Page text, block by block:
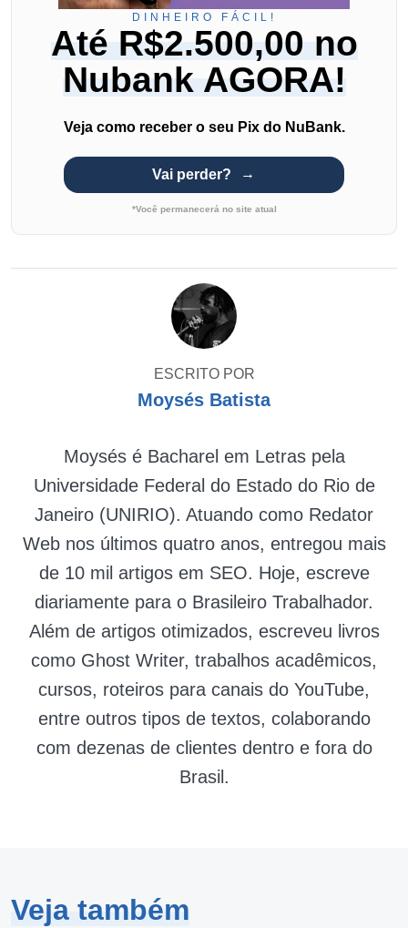
DINHEIRO FÁCIL!
Até R$2.500,00 no
Nubank AGORA!
Veja como receber o seu Pix do NuBank.
Vai perder?
*Você permanecerá no site atual
ESCRITO POR
Moysés Batista
Moysés é Bacharel em Letras pela
Universidade Federal do Estado do Rio de
Janeiro (UNIRIO). Atuando como Redator
Web nos últimos quatro anos, entregou mais
de 10 mil artigos em SEO. Hoje, escreve
diariamente para o Brasileiro Trabalhador.
Além de artigos otimizados, escreveu livros
como Ghost Writer, trabalhos acadêmicos,
cursos, roteiros para canais do YouTube,
entre outros tipos de textos, colaborando
com dezenas de clientes dentro e fora do
Brasil.
Veja também